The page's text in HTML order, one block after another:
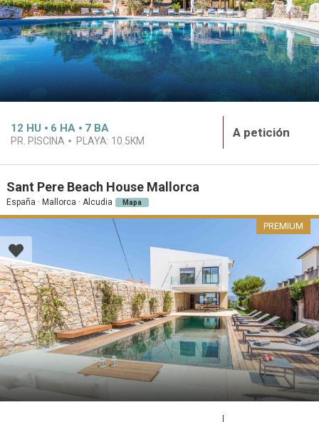
12 HU 6 HA 7 BA
PR. PISCINA PLAYA: 10.5KM
A petición
Sant Pere Beach House Mallorca
España · Mallorca · Alcudia Mapa
PREMIUM